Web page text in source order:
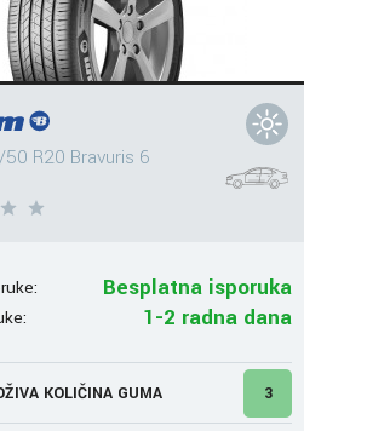
R20 Bravuris 6
Besplatna isporuka
1-2 radna dana
KOLIČINA GUMA 3